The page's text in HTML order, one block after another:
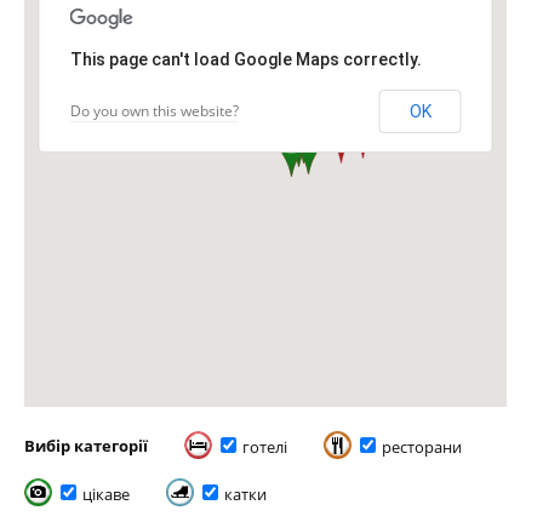
This page can't load Google Maps correctly.
Do you own this website? OK
Вибір категорії готелі ресторани
цікаве катки